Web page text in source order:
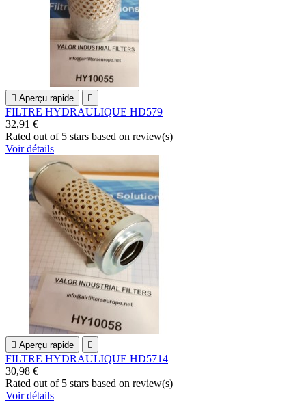
 Aperçu rapide 
FILTRE HYDRAULIQUE HD579
32,91 €
Rated out of 5 stars based on review(s)
Voir détails
 Aperçu rapide 
FILTRE HYDRAULIQUE HD5714
30,98 €
Rated out of 5 stars based on review(s)
Voir détails